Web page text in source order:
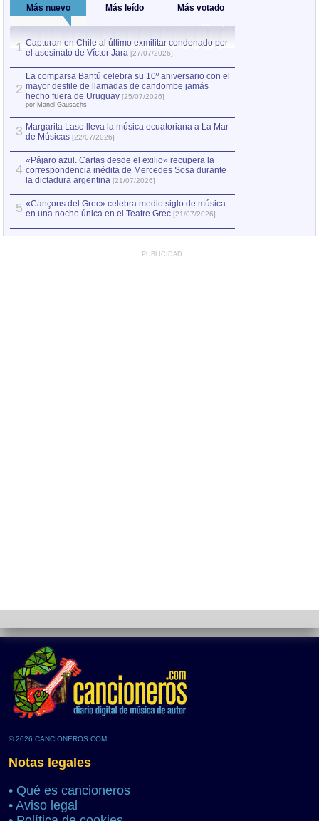
Más nuevo Más leído Más votado
1 Capturan en Chile al último exmilitar condenado por
el asesinato de Víctor Jara [27/07/2026]
2
La comparsa Bantú celebra su 10º aniversario con el
mayor desfile de llamadas de candombe jamás
hecho fuera de Uruguay [25/07/2026]
por Manel Gausachs
3 Margarita Laso lleva la música ecuatoriana a La Mar
de Músicas [22/07/2026]
4
«Pájaro azul. Cartas desde el exilio» recupera la
correspondencia inédita de Mercedes Sosa durante
la dictadura argentina [21/07/2026]
5 «Cançons del Grec» celebra medio siglo de música
en una noche única en el Teatre Grec [21/07/2026]
PUBLICIDAD
© 2026 CANCIONEROS.COM
Notas legales
• Qué es cancioneros
• Aviso legal